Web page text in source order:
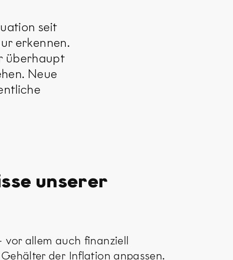
seit
erkennen.
überhaupt
Neue
unserer
vor allem auch finanziell
der Inflation anpassen.